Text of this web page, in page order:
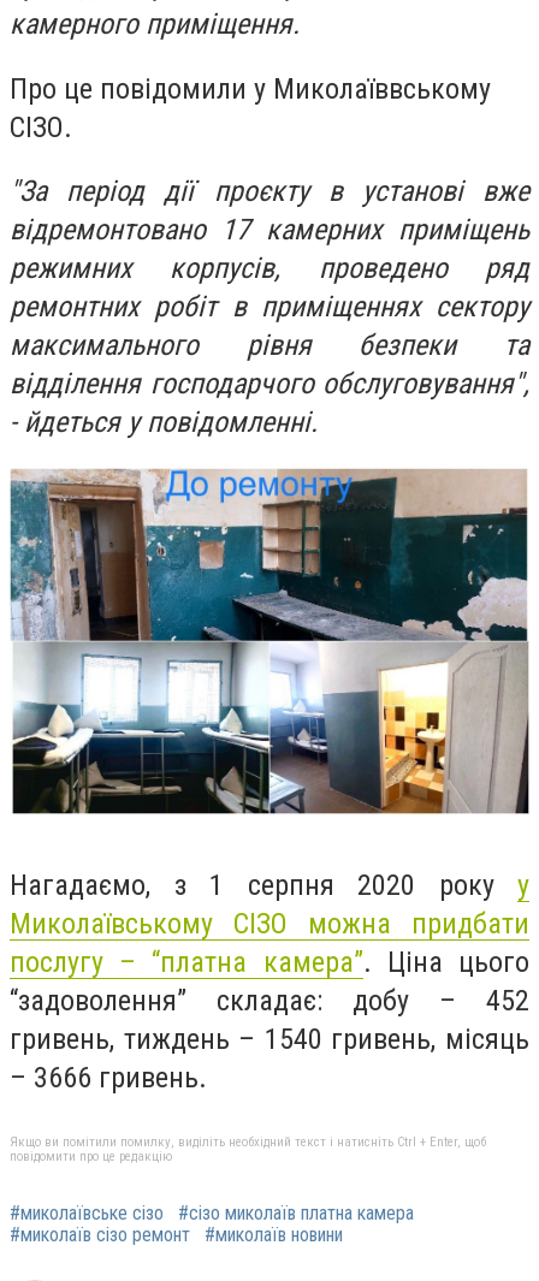
камерного приміщення.
Про це повідомили у Миколаїввському
СІЗО.
"За період дії проєкту в установі вже
відремонтовано 17 камерних приміщень
режимних корпусів, проведено ряд
ремонтних робіт в приміщеннях сектору
максимального рівня безпеки та
відділення господарчого обслуговування",
- йдеться у повідомленні.
Нагадаємо, з 1 серпня 2020 року у
Миколаївському СІЗО можна придбати
послугу – “платна камера”. Ціна цього
“задоволення” складає: добу – 452
гривень, тиждень – 1540 гривень, місяць
– 3666 гривень.
Якщо ви помітили помилку, виділіть необхідний текст і натисніть Ctrl + Enter, щоб
повідомити про це редакцію
#миколаївське сізо
#сізо миколаїв платна камера
#миколаїв сізо ремонт
#миколаїв новини